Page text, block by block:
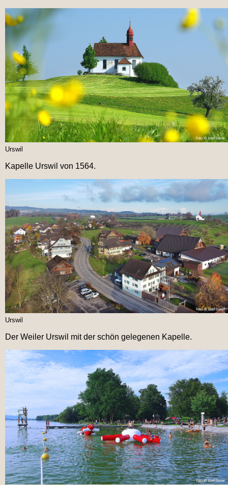
Urswil
Kapelle Urswil von 1564.
Urswil
Der Weiler Urswil mit der schön gelegenen Kapelle.